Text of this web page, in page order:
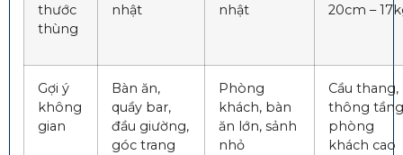
thước
thùng
nhật
nhật
20cm –
Gợi ý
không
gian
Bàn ăn,
quầy bar,
đầu giường,
góc trang
Phòng
khách, bàn
ăn lớn, sảnh
nhỏ
Cầu thang,
thông
phòng
khách cao